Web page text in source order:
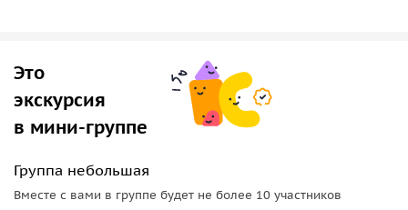
чае в мире.
В конце путешествия мы отправимся впарк развлечений
«Солохаул» , где можно активно провести время всей
насладитесь уникальностью природы Сочи.
Яркие эмоции и незабываемые впечатления ждут вас!
Это
экскурсия
в мини-группе
Группа небольшая
Вместе с вами в группе будет не более 10 участников